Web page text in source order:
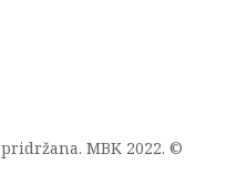
MBK 2022. ©